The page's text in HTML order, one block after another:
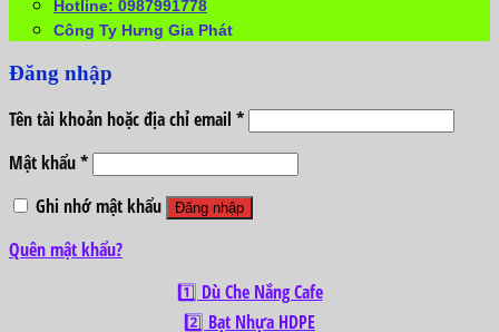
Hotline: 0987991778
Công Ty Hưng Gia Phát
Đăng nhập
Tên tài khoản hoặc địa chỉ email *
Mật khẩu*
Ghi nhớ mật khẩu
Đăng nhập
Quên mật khẩu?
1️⃣ Dù Che Nắng Cafe
2️⃣ Bạt Nhựa HDPE